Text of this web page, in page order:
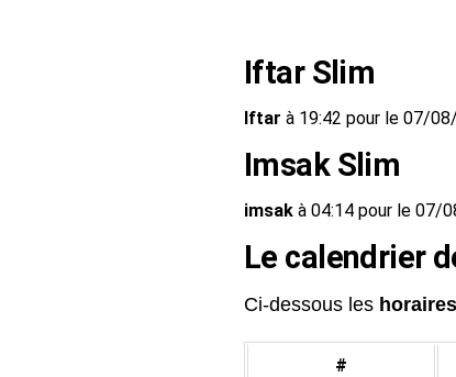
Iftar Slim
Iftar à 19:42 pour le 07/
Imsak Slim
imsak à 04:14 pour le 07/
Le calendrier
Ci-dessous les
#